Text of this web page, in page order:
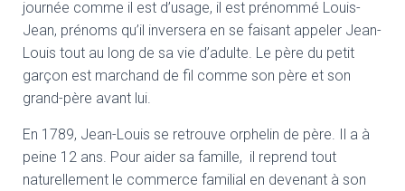
journée comme il est d’usage, il est prénommé Louis-
Jean, prénoms qu’il inversera en se faisant appeler Jean-
Louis tout au long de sa vie d’adulte. Le père du petit
garçon est marchand de fil comme son père et son
grand-père avant lui.
En 1789, Jean-Louis se retrouve orphelin de père. Il a à
peine 12 ans. Pour aider sa famille, il reprend tout
naturellement le commerce familial en devenant à son